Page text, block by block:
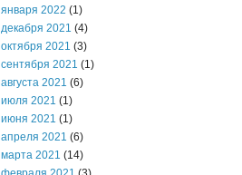
января 2022 (1)
декабря 2021 (4)
октября 2021 (3)
сентября 2021 (1)
августа 2021 (6)
июля 2021 (1)
июня 2021 (1)
апреля 2021 (6)
марта 2021 (14)